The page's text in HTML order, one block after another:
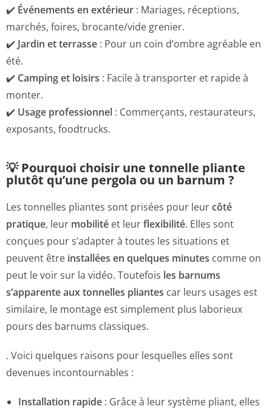
✔️ Événements en extérieur : Mariages, réceptions,
marchés, foires, brocante/vide grenier.
✔️ Jardin et terrasse : Pour un coin d’ombre agréable en
été.
✔️ Camping et loisirs : Facile à transporter et rapide à
monter.
✔️ Usage professionnel : Commerçants, restaurateurs,
exposants, foodtrucks.
💡 Pourquoi choisir une tonnelle pliante
plutôt qu’une pergola ou un barnum ?
Les tonnelles pliantes sont prisées pour leurcôté
pratique, leur mobilité et leurflexibilité. Elles sont
conçues pour s’adapter à toutes les situations et
peuvent être installées en quelques minutes comme on
peut le voir sur la vidéo. Toutefois les barnums
s’apparente aux tonnelles pliantes car leurs usages est
similaire, le montage est simplement plus laborieux
pours des barnums classiques.
. Voici quelques raisons pour lesquelles elles sont
devenues incontournables :
Installation rapide : Grâce à leur système pliant, elles